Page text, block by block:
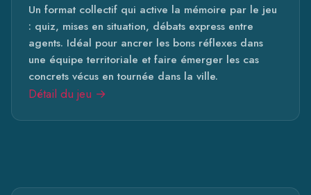
Un format collectif qui active la mémoire par le jeu
: quiz, mises en situation, débats express entre
agents. Idéal pour ancrer les bons réflexes dans
une équipe territoriale et faire émerger les cas
concrets vécus en tournée dans la ville.
Détail du jeu →